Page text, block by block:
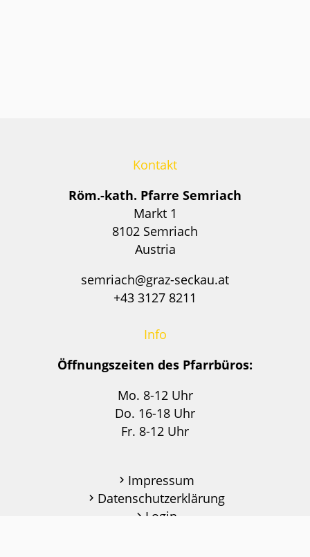
Kontakt
Röm.-kath. Pfarre Semriach
Markt 1
8102 Semriach
Austria
semriach@graz-seckau.at
+43 3127 8211
Info
Öffnungszeiten des Pfarrbüros:
Mo. 8-12 Uhr
Do. 16-18 Uhr
Fr. 8-12 Uhr
Impressum
Datenschutzerklärung
Login